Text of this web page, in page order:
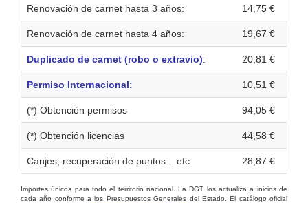
Renovación de carnet hasta 3 años: 14,75 €
Renovación de carnet hasta 4 años: 19,67 €
Duplicado de carnet (robo o extravio): 20,81 €
Permiso Internacional: 10,51 €
(*) Obtención permisos 94,05 €
(*) Obtención licencias 44,58 €
Canjes, recuperación de puntos... etc. 28,87 €
Importes únicos para todo el territorio nacional. La DGT los actualiza a inicios de
cada año conforme a los Presupuestos Generales del Estado. El catálogo oficial